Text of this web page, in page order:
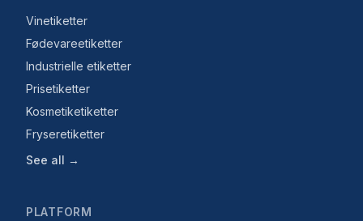
Vinetiketter
Fødevareetiketter
Industrielle etiketter
Prisetiketter
Kosmetiketiketter
Fryseretiketter
See all →
PLATFORM